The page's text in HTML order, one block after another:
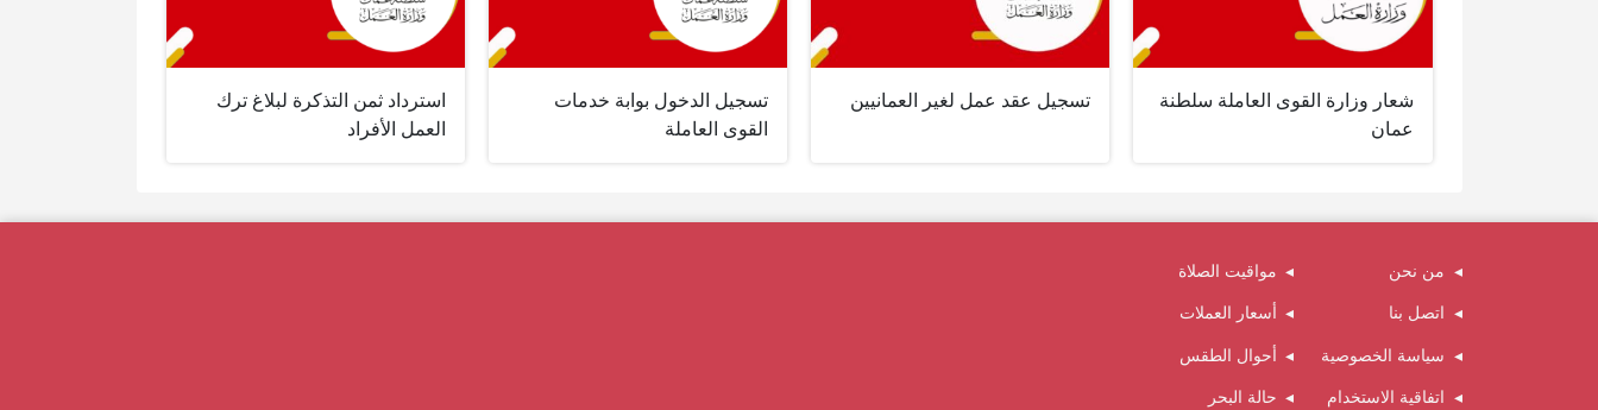
شعار وزارة القوى العاملة سلطنة
عمان
تسجيل عقد عمل لغير العمانيين
تسجيل الدخول بوابة خدمات
القوى العاملة
استرداد ثمن التذكرة لبلاغ ترك
العمل الأفراد
من نحن
اتصل بنا
سياسة الخصوصية
اتفاقية الاستخدام
مواقيت الصلاة
أسعار العملات
أحوال الطقس
حالة البحر